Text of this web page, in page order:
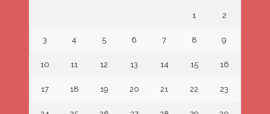
1 2
3 4 5 6 7 8 9
10 11 12 13 14 15 16
17 18 19 20 21 22 23